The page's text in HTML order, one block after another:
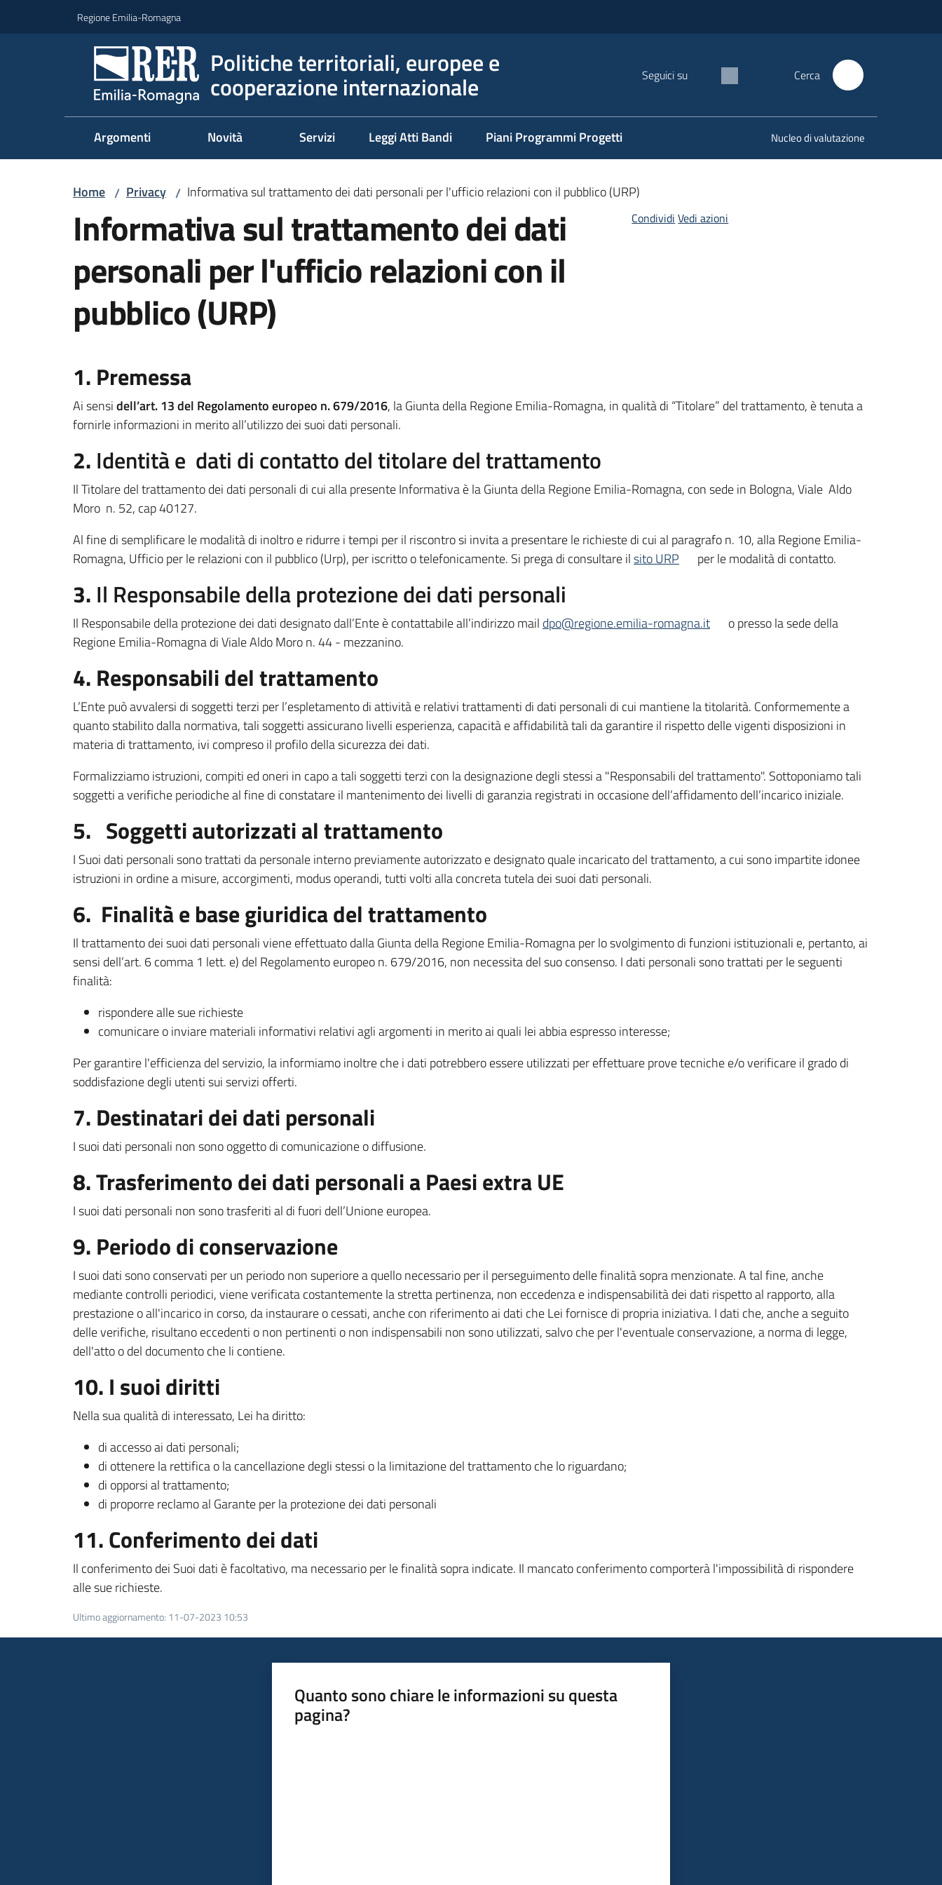
Regione Emilia-Romagna
Politiche territoriali, europee e
cooperazione internazionale Seguici su Cerca
Argomenti Novità Servizi Leggi Atti Bandi Piani Programmi Progetti Nucleo di valutazione
Home / Privacy / Informativa sul trattamento dei dati personali per l'ufficio relazioni con il pubblico (URP)
Informativa sul trattamento dei dati
personali per l'ufficio relazioni con il
pubblico (URP)
Condividi Vedi azioni
1. Premessa
Ai sensidell’art. 13 del Regolamento europeo n. 679/2016, la Giunta della Regione Emilia-Romagna, in qualità di “Titolare” del trattamento, è tenuta a
fornirle informazioni in merito all’utilizzo dei suoi dati personali.
2. Identità e dati di contatto del titolare del trattamento
Il Titolare del trattamento dei dati personali di cui alla presente Informativa è la Giunta della Regione Emilia-Romagna, con sede in Bologna, Viale Aldo
Moro n. 52, cap 40127.
Al fine di semplificare le modalità di inoltro e ridurre i tempi per il riscontro si invita a presentare le richieste di cui al paragrafo n. 10, alla Regione Emilia-
Romagna, Ufficio per le relazioni con il pubblico (Urp), per iscritto o telefonicamente. Si prega di consultare ilsito URP per le modalità di contatto.
3. Il Responsabile della protezione dei dati personali
Il Responsabile della protezione dei dati designato dall’Ente è contattabile all’indirizzo mail dpo@regione.emilia-romagna.it
o presso la sede della
Regione Emilia-Romagna di Viale Aldo Moro n. 44 - mezzanino.
4. Responsabili del trattamento
L’Ente può avvalersi di soggetti terzi per l’espletamento di attività e relativi trattamenti di dati personali di cui mantiene la titolarità. Conformemente a
quanto stabilito dalla normativa, tali soggetti assicurano livelli esperienza, capacità e affidabilità tali da garantire il rispetto delle vigenti disposizioni in
materia di trattamento, ivi compreso il profilo della sicurezza dei dati.
Formalizziamo istruzioni, compiti ed oneri in capo a tali soggetti terzi con la designazione degli stessi a "Responsabili del trattamento". Sottoponiamo tali
soggetti a verifiche periodiche al fine di constatare il mantenimento dei livelli di garanzia registrati in occasione dell’affidamento dell’incarico iniziale.
5. Soggetti autorizzati al trattamento
I Suoi dati personali sono trattati da personale interno previamente autorizzato e designato quale incaricato del trattamento, a cui sono impartite idonee
istruzioni in ordine a misure, accorgimenti, modus operandi, tutti volti alla concreta tutela dei suoi dati personali.
6. Finalità e base giuridica del trattamento
Il trattamento dei suoi dati personali viene effettuato dalla Giunta della Regione Emilia-Romagna per lo svolgimento di funzioni istituzionali e, pertanto, ai
sensi dell’art. 6 comma 1 lett. e) del Regolamento europeo n. 679/2016, non necessita del suo consenso. I dati personali sono trattati per le seguenti
finalità:
rispondere alle sue richieste
comunicare o inviare materiali informativi relativi agli argomenti in merito ai quali lei abbia espresso interesse;
Per garantire l'efficienza del servizio, la informiamo inoltre che i dati potrebbero essere utilizzati per effettuare prove tecniche e/o verificare il grado di
soddisfazione degli utenti sui servizi offerti.
7. Destinatari dei dati personali
I suoi dati personali non sono oggetto di comunicazione o diffusione.
8. Trasferimento dei dati personali a Paesi extra UE
I suoi dati personali non sono trasferiti al di fuori dell’Unione europea.
9. Periodo di conservazione
I suoi dati sono conservati per un periodo non superiore a quello necessario per il perseguimento delle finalità sopra menzionate. A tal fine, anche
mediante controlli periodici, viene verificata costantemente la stretta pertinenza, non eccedenza e indispensabilità dei dati rispetto al rapporto, alla
prestazione o all'incarico in corso, da instaurare o cessati, anche con riferimento ai dati che Lei fornisce di propria iniziativa. I dati che, anche a seguito
delle verifiche, risultano eccedenti o non pertinenti o non indispensabili non sono utilizzati, salvo che per l'eventuale conservazione, a norma di legge,
dell'atto o del documento che li contiene.
10. I suoi diritti
Nella sua qualità di interessato, Lei ha diritto:
di accesso ai dati personali;
di ottenere la rettifica o la cancellazione degli stessi o la limitazione del trattamento che lo riguardano;
di opporsi al trattamento;
di proporre reclamo al Garante per la protezione dei dati personali
11. Conferimento dei dati
Il conferimento dei Suoi dati è facoltativo, ma necessario per le finalità sopra indicate. Il mancato conferimento comporterà l'impossibilità di rispondere
alle sue richieste.
Ultimo aggiornamento: 11-07-2023 10:53
Quanto sono chiare le informazioni su questa
pagina?